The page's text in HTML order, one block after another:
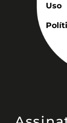
Uso